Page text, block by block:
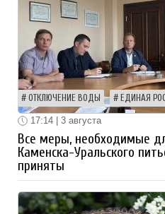
ОТКЛЮЧЕНИЕ ВОДЫ ЕДИНАЯ
17:14 | 3 августа
Все меры, необходимые
Каменска-Уральского
приняты